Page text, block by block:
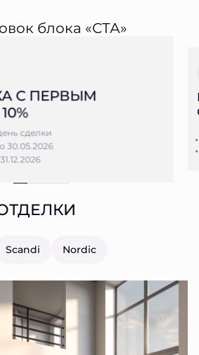
блока «СТА»
С ПЕРВЫМ
сделки
30.05.2026
Scandi Nordic